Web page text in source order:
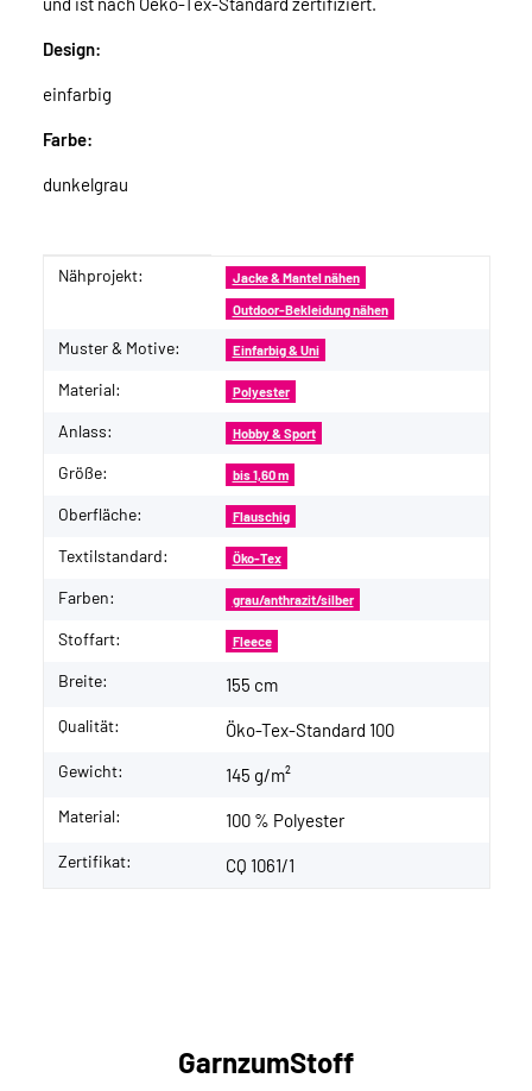
Design:
einfarbig
Farbe:
dunkelgrau
Produkteigenschaft
Wert
Nähprojekt: Jacke & Mantel nähen
Outdoor-Bekleidung nähen
Muster & Motive: Einfarbig & Uni
Material: Polyester
Anlass: Hobby & Sport
Größe: bis 1,60 m
Oberfläche: Flauschig
Textilstandard: Öko-Tex
Farben: grau/anthrazit/silber
Stoffart: Fleece
Breite: 155 cm
Qualität: Öko-Tex-Standard 100
Gewicht: 145 g/m²
Material: 100 % Polyester
Zertifikat: CQ 1061/1
GarnzumStoff